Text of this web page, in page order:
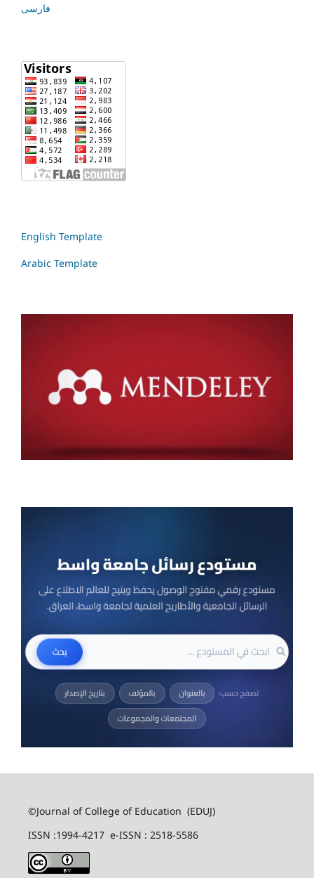
فارسی
English Template
Arabic Template
©Journal of College of Education (EDUJ)
ISSN :1994-4217 e-ISSN : 2518-5586